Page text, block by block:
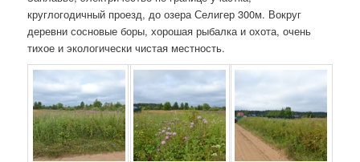
круглогодичный проезд, до озера Селигер 300м. Вокруг
деревни сосновые боры, хорошая рыбалка и охота, очень
тихое и экологически чистая местность.